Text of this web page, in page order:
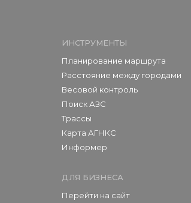
ИНСТРУМЕНТЫ
Планирование маршрута
Расстояние между городами
Весовой контроль
Поиск АЗС
Трассы
Карта АГНКС
Информер
ДЛЯ БИЗНЕСА
Перейти на сайт